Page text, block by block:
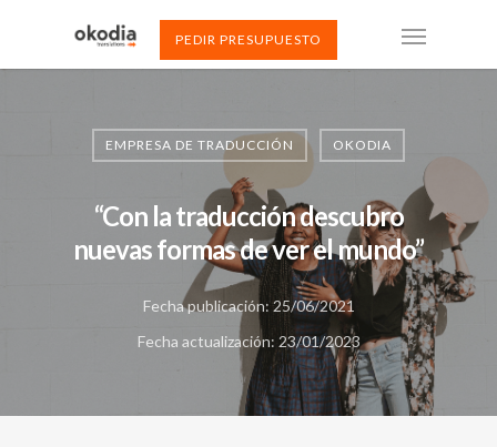
PEDIR PRESUPUESTO
EMPRESA DE TRADUCCIÓN OKODIA
“Con la traducción descubro
nuevas formas de ver el mundo”
Fecha publicación: 25/06/2021
Fecha actualización: 23/01/2023